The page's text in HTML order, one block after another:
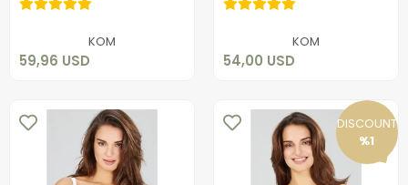
KOM
59,96 USD
KOM
54,00 USD
DISCOUNT
%1